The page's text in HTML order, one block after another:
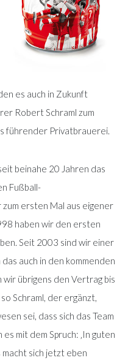
es auch in Zukunft
Robert Schraml zum
führender Privatbrauerei.
beinahe 20 Jahren das
Fußball-
ersten Mal aus eigener
haben wir den ersten
Seit 2003 sind wir einer
auch in den kommenden
wir übrigens den Vertrag bis
Schraml, der ergänzt,
sei, dass sich das Team
mit dem Spruch: ‚In guten
sich jetzt eben